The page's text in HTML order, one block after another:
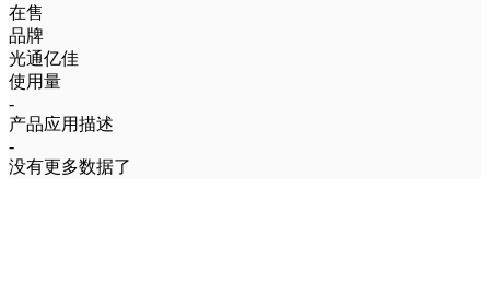
在售
品牌
光通亿佳
使用量
-
产品应用描述
-
没有更多数据了